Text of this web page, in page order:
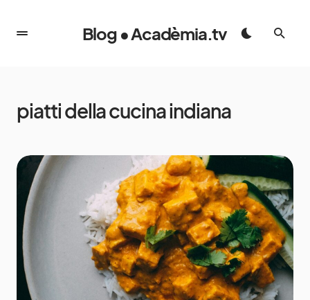
Blog • Acadèmia.tv
piatti della cucina indiana